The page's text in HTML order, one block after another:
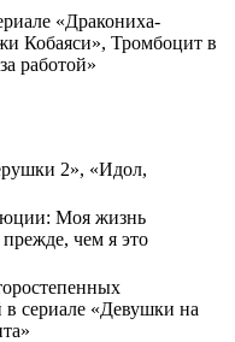
«Дракониха-
Кобаяси», Тромбоцит в
работой»
2», «Идол,
Моя жизнь
чем я это
в сериале «Девушки на